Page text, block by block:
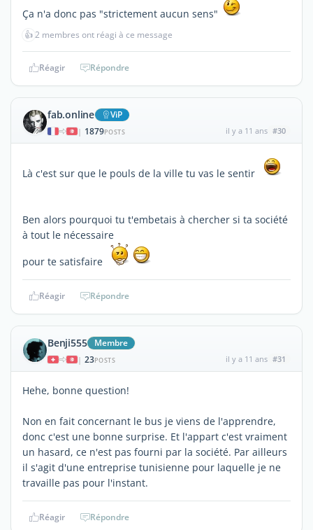
Ça n'a donc pas "strictement aucun sens"
👍2 membres ont réagi à ce message
Réagir Répondre
fab.online ViP
| 1879POSTS il y a 11 ans #30
Là c'est sur que le pouls de la ville tu vas le sentir
Ben alors pourquoi tu t'embetais à chercher si ta société
à tout le nécessaire
pour te satisfaire
Réagir Répondre
Benji555 Membre
| 23POSTS il y a 11 ans #31
Hehe, bonne question!
Non en fait concernant le bus je viens de l'apprendre,
donc c'est une bonne surprise. Et l'appart c'est vraiment
un hasard, ce n'est pas fourni par la société. Par ailleurs
il s'agit d'une entreprise tunisienne pour laquelle je ne
travaille pas pour l'instant.
Réagir Répondre